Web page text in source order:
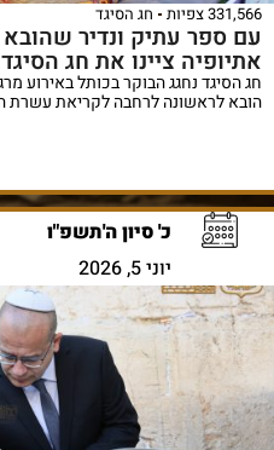
331,566 צפיות חג הסיגד
עם ספר עתיק ונדיר שהובא
אתיופיה ציינו את חג
חג הסיגד נחגג הבוקר בכותל באירוע
הובא לראשונה לרחבה לקריאת עשרת
כ' סיון ה'תשפ"ו
יוני 5, 2026